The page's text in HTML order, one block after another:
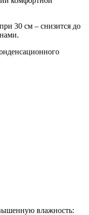
30 см – снизится до
влажность: